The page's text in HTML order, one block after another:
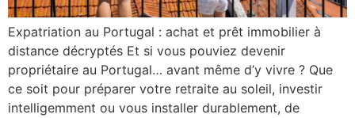
Expatriation au Portugal : achat et prêt immobilier à
distance décryptés Et si vous pouviez devenir
propriétaire au Portugal… avant même d’y vivre ? Que
ce soit pour préparer votre retraite au soleil, investir
intelligemment ou vous installer durablement, de